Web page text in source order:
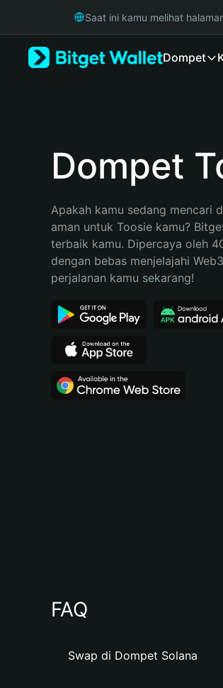
Русский
Bahasa Indonesia
Español (Argentina)
Saat ini kamu melihat
Dompet
Dompet
Apakah kamu sedang mencari
aman untuk Toosie kamu?
terbaik kamu. Dipercaya oleh
dengan bebas menjelajahi
perjalanan kamu sekarang!
FAQ
Swap di Dompet Solana